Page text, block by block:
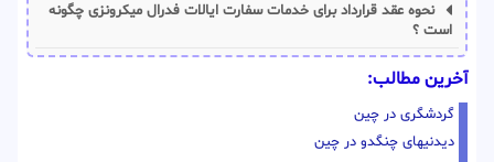
نحوه عقد قرارداد برای خدمات سفارت ایالات فدرال میکرونزی چگونه
است ؟
آخرین مطالب:
گردشگری در چین
دیدنیهای چنگدو در چین